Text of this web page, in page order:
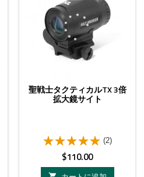
聖戦士タクティカルTX 3倍
拡大鏡サイト
(2)
価
格
$110.00